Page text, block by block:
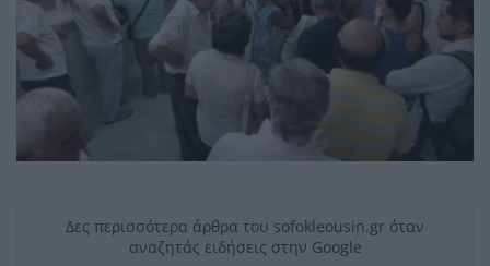
Δες περισσότερα άρθρα του sofokleousin.gr όταν
αναζητάς ειδήσεις στην Google